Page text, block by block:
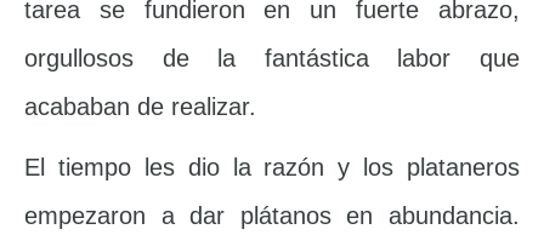
tarea se fundieron en un fuerte abrazo,
orgullosos de la fantástica labor que
acababan de realizar.
El tiempo les dio la razón y los plataneros
empezaron a dar plátanos en abundancia.